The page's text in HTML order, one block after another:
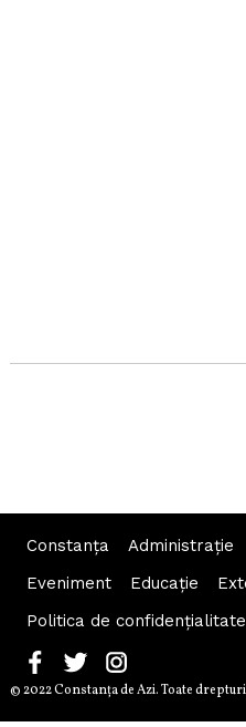
Constanța Administraţie
Eveniment
Educaţie
Politica de confidențialitate
© 2022 Constanţa de Azi. Toate